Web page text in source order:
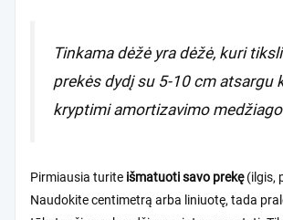
Tinkama dėžė yra dėžė, kuri
prekės dydį su 5-10 cm atsargu
kryptimi amortizavimo
Pirmiausia turite išmatuoti savo prekę(ilgis,
Naudokite centimetrą arba liniuotę, tada